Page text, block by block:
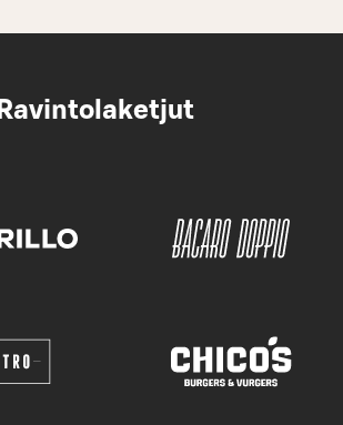
Ravintolaketjut